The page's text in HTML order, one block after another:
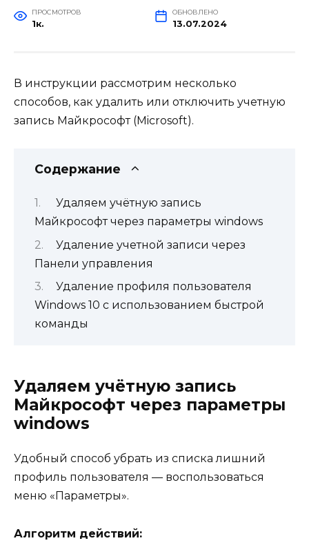
ПРОСМОТРОВ
1к.
ОБНОВЛЕНО
13.07.2024
В инструкции рассмотрим несколько
способов, как удалить или отключить учетную
запись Майкрософт (Microsoft).
Содержание
Удаляем учётную запись
Майкрософт через параметры windows
Удаление учетной записи через
Панели управления
Удаление профиля пользователя
Windows 10 с использованием быстрой
команды
Удаляем учётную запись
Майкрософт через параметры
windows
Удобный способ убрать из списка лишний
профиль пользователя — воспользоваться
меню «Параметры».
Алгоритм действий: